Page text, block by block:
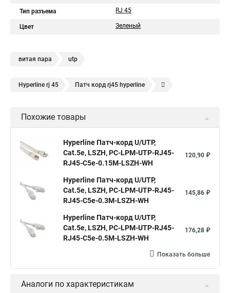
Тип разъема RJ 45
Цвет Зеленый
витая пара utp
Hyperline rj 45 Патч корд rj45 hyperline
Похожие товары
Hyperline Патч-корд U/UTP,
Cat.5е, LSZH, PC-LPM-UTP-RJ45-
RJ45-C5e-0.15M-LSZH-WH
120,90 ₽
Hyperline Патч-корд U/UTP,
Cat.5е, LSZH, PC-LPM-UTP-RJ45-
RJ45-C5e-0.3M-LSZH-WH
145,86 ₽
Hyperline Патч-корд U/UTP,
Cat.5e, LSZH, PC-LPM-UTP-RJ45-
RJ45-C5e-0.5M-LSZH-WH
176,28 ₽
Показать больше
Аналоги по характеристикам